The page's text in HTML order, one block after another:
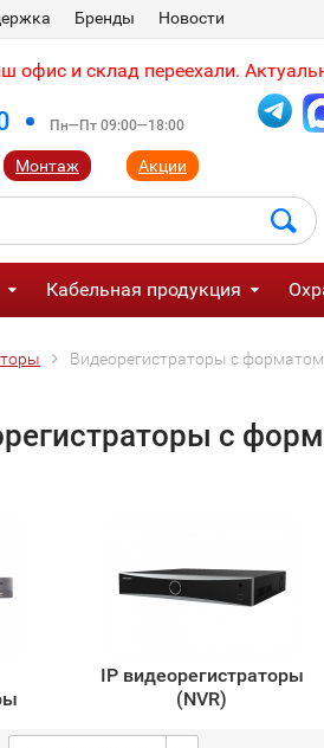
Бренды Новости
и склад переехали.
Пн—Пт 09:00—18:00
Монтаж Акции
Кабельная продукция
Видеорегистраторы с
с
IP видеорегистраторы
(NVR)